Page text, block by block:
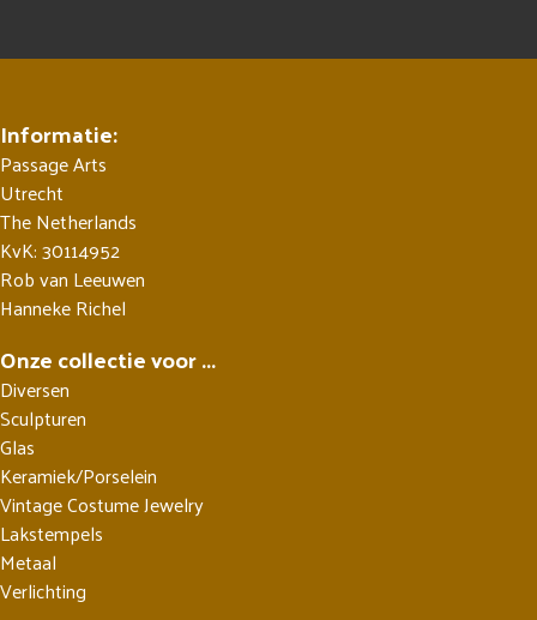
Informatie:
Passage Arts
Utrecht
The Netherlands
KvK: 30114952
Rob van Leeuwen
Hanneke Richel
Onze collectie voor ...
Diversen
Sculpturen
Glas
Keramiek/Porselein
Vintage Costume Jewelry
Lakstempels
Metaal
Verlichting